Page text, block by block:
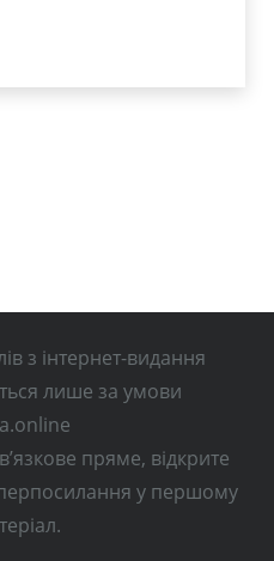
з інтернет-видання
лише за умови
пряме, відкрите
у першому